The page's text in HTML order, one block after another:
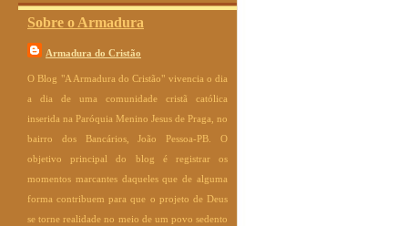
Sobre o Armadura
Armadura do Cristão
O Blog "A Armadura do Cristão" vivencia o dia
a dia de uma comunidade cristã católica
inserida na Paróquia Menino Jesus de Praga, no
bairro dos Bancários, João Pessoa-PB. O
objetivo principal do blog é registrar os
momentos marcantes daqueles que de alguma
forma contribuem para que o projeto de Deus
se torne realidade no meio de um povo sedento